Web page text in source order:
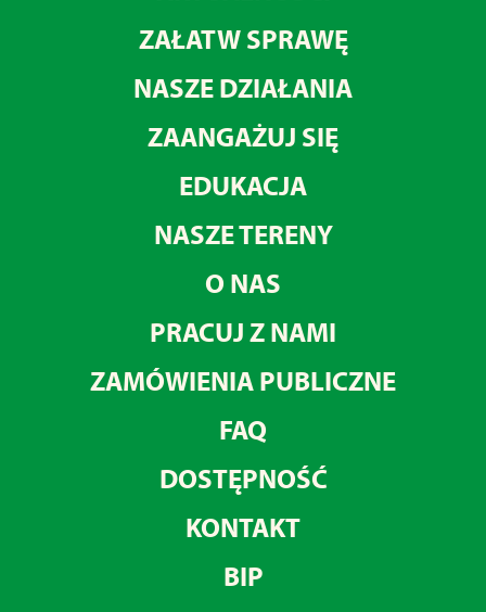
ZAŁATW SPRAWĘ
NASZE DZIAŁANIA
ZAANGAŻUJ SIĘ
EDUKACJA
NASZE TERENY
O NAS
PRACUJ Z NAMI
ZAMÓWIENIA PUBLICZNE
FAQ
DOSTĘPNOŚĆ
KONTAKT
BIP